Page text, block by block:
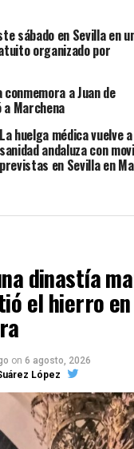
sábado en Sevilla en
organizado por
a Juan de
Marchena
La huelga médica vuelve
sanidad andaluza con
previstas en Sevilla en
dinastía
el hierro en
on 6 agosto, 2026
López